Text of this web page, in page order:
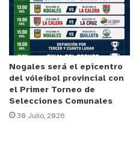
fueron avanzando de
eventos en distintas
para adultos mayores,
originarios, personas en
y privadas de libertad.
e incluyen el pago
Nogales será el epicentro
del vóleibol provincial con
el Primer Torneo de
Selecciones Comunales
30 Julio, 2026